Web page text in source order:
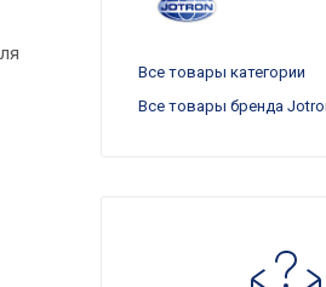
Все товары категории
Все товары бренда